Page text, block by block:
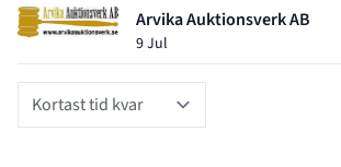
Objektlistning för auktionArvika Auktionsverk AB
9 Jul
Sort